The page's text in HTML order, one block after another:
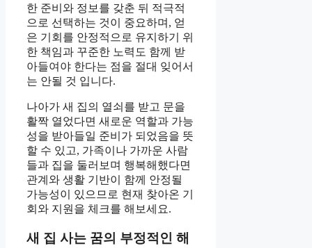
한 준비와 정보를 갖춘 뒤 적극적
으로 선택하는 것이 중요하며, 얻
은 기회를 안정적으로 유지하기 위
한 책임과 꾸준한 노력도 함께 받
아들여야 한다는 점을 절대 잊어서
는 안될 것 입니다.
나아가 새 집의 열쇠를 받고 문을
활짝 열었다면 새로운 역할과 가능
성을 받아들일 준비가 되었음을 뜻
할 수 있고, 가족이나 가까운 사람
들과 집을 둘러보며 행복해했다면
관계와 생활 기반이 함께 안정될
가능성이 있으므로 현재 찾아온 기
회와 지원을 체크를 해보세요.
새 집 사는 꿈의 부정적인 해